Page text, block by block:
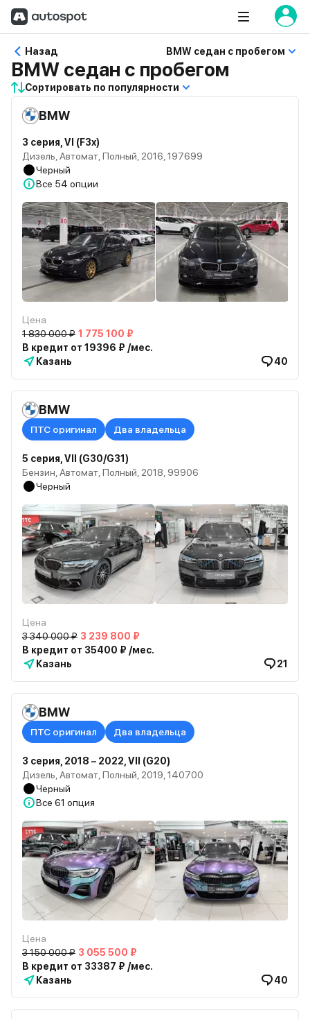
Назад BMW седан с пробегом
BMW седан с пробегом
Сортировать по популярности
BMW
3 серия, VI (F3x)
Дизель, Автомат, Полный, 2016, 197699
Черный
Все 54 опции
Цена
1 830 000 ₽ 1 775 100 ₽
В кредит от 19396 ₽ /мес.
Казань
40
BMW
ПТС оригинал Два владельца
5 серия, VII (G30/G31)
Бензин, Автомат, Полный, 2018, 99906
Черный
Цена
3 340 000 ₽ 3 239 800 ₽
В кредит от 35400 ₽ /мес.
Казань
21
BMW
ПТС оригинал Два владельца
3 серия, 2018 – 2022, VII (G20)
Дизель, Автомат, Полный, 2019, 140700
Черный
Все 61 опция
Цена
3 150 000 ₽ 3 055 500 ₽
В кредит от 33387 ₽ /мес.
Казань
40